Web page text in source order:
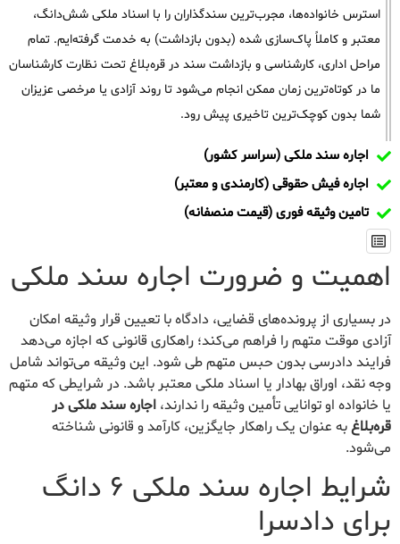
استرس خانواده‌ها، مجرب‌ترین سندگذاران را با اسناد ملکی شش‌دانگ،
معتبر و کاملاً پاک‌سازی شده (بدون بازداشت) به خدمت گرفته‌ایم. تمام
مراحل اداری، کارشناسی و بازداشت سند در قره‌بلاغ تحت نظارت کارشناسان
ما در کوتاه‌ترین زمان ممکن انجام می‌شود تا روند آزادی یا مرخصی عزیزان
شما بدون کوچک‌ترین تاخیری پیش رود.
اجاره سند ملکی (سراسر کشور)
اجاره فیش حقوقی (کارمندی و معتبر)
تامین وثیقه فوری (قیمت منصفانه)
اهمیت و ضرورت اجاره سند ملکی
در بسیاری از پرونده‌های قضایی، دادگاه با تعیین قرار وثیقه امکان
آزادی موقت متهم را فراهم می‌کند؛ راهکاری قانونی که اجازه می‌دهد
فرایند دادرسی بدون حبس متهم طی شود. این وثیقه می‌تواند شامل
وجه نقد، اوراق بهادار یا اسناد ملکی معتبر باشد. در شرایطی که متهم
یا خانواده او توانایی تأمین وثیقه را ندارند، اجاره سند ملکی در
قره‌بلاغبه عنوان یک راهکار جایگزین، کارآمد و قانونی شناخته
می‌شود.
شرایط اجاره سند ملکی ۶ دانگ
برای دادسرا